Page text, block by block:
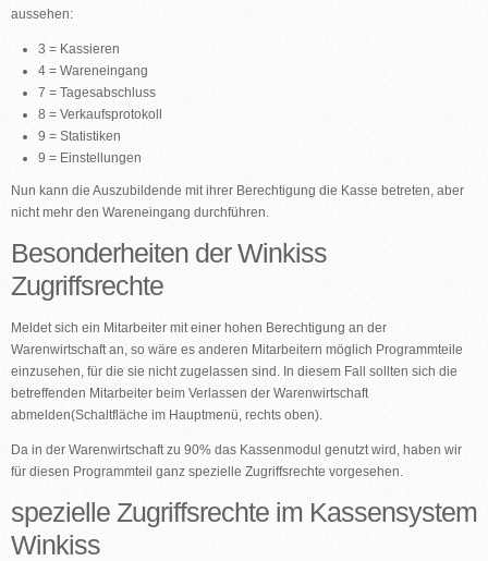
aussehen:
3 = Kassieren
4 = Wareneingang
7 = Tagesabschluss
8 = Verkaufsprotokoll
9 = Statistiken
9 = Einstellungen
Nun kann die Auszubildende mit ihrer Berechtigung die Kasse betreten, aber
nicht mehr den Wareneingang durchführen.
Besonderheiten der Winkiss
Zugriffsrechte
Meldet sich ein Mitarbeiter mit einer hohen Berechtigung an der
Warenwirtschaft an, so wäre es anderen Mitarbeitern möglich Programmteile
einzusehen, für die sie nicht zugelassen sind. In diesem Fall sollten sich die
betreffenden Mitarbeiter beim Verlassen der Warenwirtschaft
abmelden(Schaltfläche im Hauptmenü, rechts oben).
Da in der Warenwirtschaft zu 90% das Kassenmodul genutzt wird, haben wir
für diesen Programmteil ganz spezielle Zugriffsrechte vorgesehen.
spezielle Zugriffsrechte im Kassensystem
Winkiss